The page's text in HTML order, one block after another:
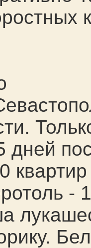
дней
-